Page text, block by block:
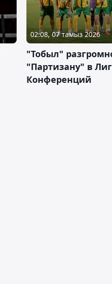
02:08, 07 тамыз 2026
"Тобыл"
"Партизану" в
Конференций